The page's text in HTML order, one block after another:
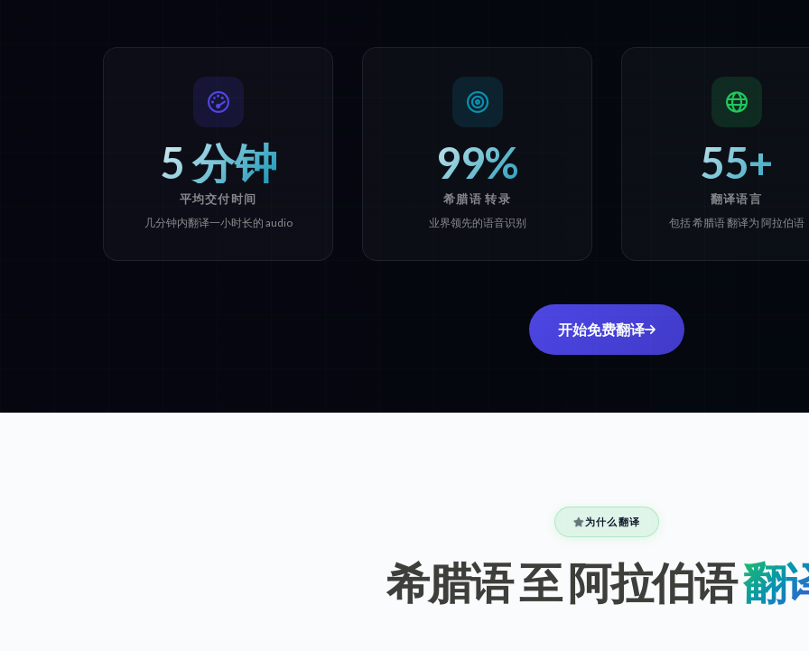
5 分钟
平均交付时间
几分钟内翻译一小时长的 audio
99%
希腊语 转录
业界领先的语音识别
55+
翻译语言
包括 希腊语 翻译为 阿拉伯语
开始免费翻译
为什么翻译
希腊语 至 阿拉伯语翻